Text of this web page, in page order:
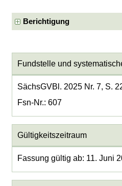
Berichtigung
Fundstelle und
SächsGVBl. 2025 Nr. 7, S.
Fsn-Nr.: 607
Gültigkeitszeitraum
Fassung gültig ab: 11. Juni